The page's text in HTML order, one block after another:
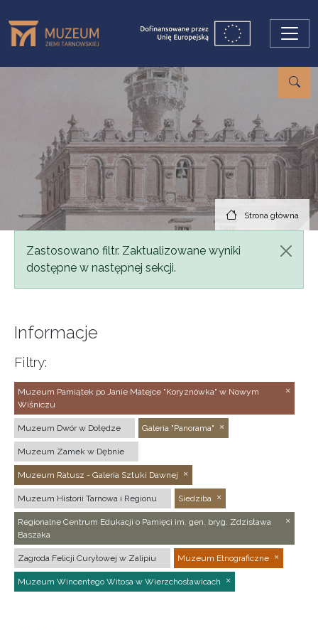
Strona główna
Komunikat
Zastosowano filtr. Zaktualizowane wyniki
dostępne w następnej sekcji.
Informacje
Filtry:
Muzeum Pamiątek po Janie Matejce "Koryznówka" w Nowym
Wiśniczu
Muzeum Dwór w Dołędze Galeria "Panorama"
Muzeum Zamek w Dębnie
Muzeum Ratusz - Galeria Sztuki Dawnej
Muzeum Historii Tarnowa i Regionu Siedziba
Regionalne Centrum Edukacji o Pamięci im. gen. bryg. Zdzisława
Baszaka
Zagroda Felicji Curyłowej w Zalipiu Muzeum Etnograficzne
Muzeum Wincentego Witosa w Wierzchosławicach